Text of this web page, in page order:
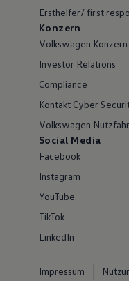
Ersthelfer/ first
Konzern
Volkswagen Konzern
Investor Relations
Compliance
Kontakt Cyber
Volkswagen
Social Media
Facebook
Instagram
YouTube
TikTok
LinkedIn
Impressum